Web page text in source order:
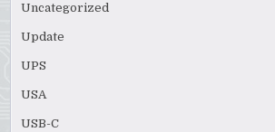
Uncategorized
Update
UPS
USA
USB-C